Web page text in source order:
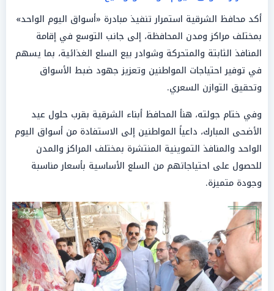
أكد محافظ الشرقية استمرار تنفيذ مبادرة «أسواق اليوم الواحد»
بمختلف مراكز ومدن المحافظة، إلى جانب التوسع في إقامة
المنافذ الثابتة والمتحركة وشوادر بيع السلع الغذائية، بما يسهم
في توفير احتياجات المواطنين وتعزيز جهود ضبط الأسواق
وتحقيق التوازن السعري.
وفي ختام جولته، هنأ المحافظ أبناء الشرقية بقرب حلول عيد
الأضحى المبارك، داعياً المواطنين إلى الاستفادة من أسواق اليوم
الواحد والمنافذ التموينية المنتشرة بمختلف المراكز والمدن
للحصول على احتياجاتهم من السلع الأساسية بأسعار مناسبة
وجودة متميزة.